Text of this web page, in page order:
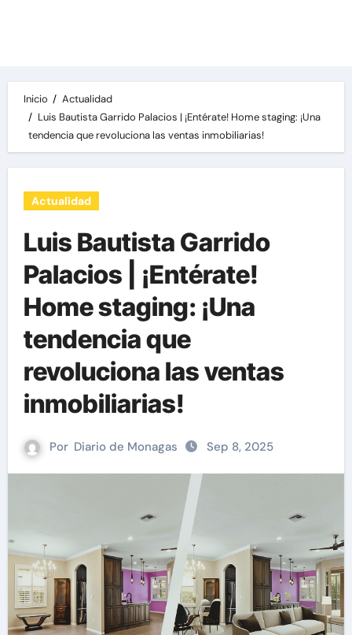
Inicio
Actualidad
Luis Bautista Garrido Palacios | ¡Entérate! Home staging: ¡Una
tendencia que revoluciona las ventas inmobiliarias!
Actualidad
Luis Bautista Garrido
Palacios | ¡Entérate!
Home staging: ¡Una
tendencia que
revoluciona las ventas
inmobiliarias!
Por Diario de Monagas Sep 8, 2025